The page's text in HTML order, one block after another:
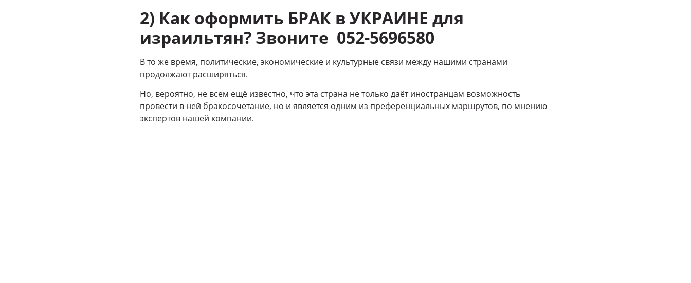
2) Как оформить БРАК в УКРАИНЕ для
израильтян? Звоните 052-5696580
В то же время, политические, экономические и культурные связи между нашими странами
продолжают расширяться.
Но, вероятно, не всем ещё известно, что эта страна не только даёт иностранцам возможность
провести в ней бракосочетание, но и является одним из преференциальных маршрутов, по мнению
экспертов нашей компании.